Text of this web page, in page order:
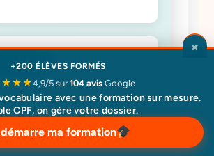
4
dropped
in the second quarter.
+200 ÉLÈVES FORMÉS
4,9/5 sur104 avis Google
avec une formation sur mesure.
CPF, on gère votre dossier.
ma formation
×